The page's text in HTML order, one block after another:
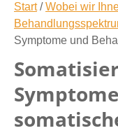
Start/Wobei wir
Symptome und